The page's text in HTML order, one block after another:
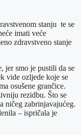
stanju te se
imati veće
zdravstveno stanje
jer smo je pustili da se
vide ozljede koje se
osušene grančice.
rezidbu. Što se
ničeg zabrinjavajućeg.
– ispričala je